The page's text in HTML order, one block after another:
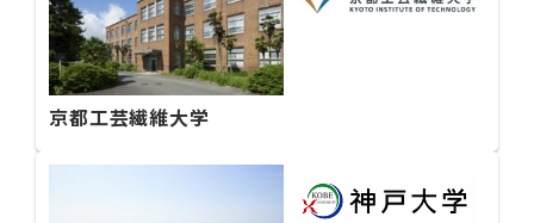
京都工芸繊維大学